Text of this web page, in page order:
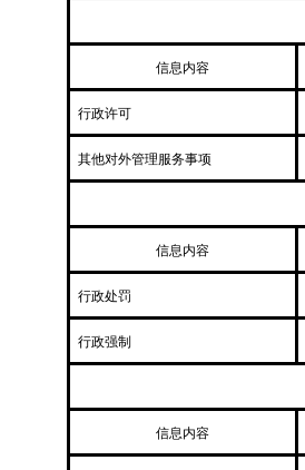
信息内容
行政许可
其他对外管理服务事项
信息内容
行政处罚
行政强制
信息内容